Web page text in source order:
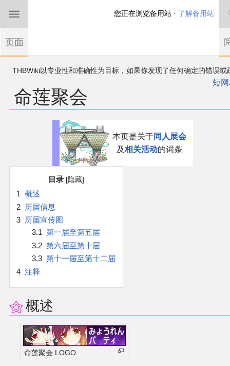
THBWiki以专业性和准确性为目标，如果你发现了任何确定的错误或
如果您是第一次来到这里，请点击右上角注册一
有任何意见、建议、求助、反馈都可以在
短
命莲聚会
航
索
本页是关于同人展会
及相关活动的词条
目录
1 概述
2 历届信息
3 历届宣传图
3.1 第一届至第五届
3.2 第六届至第十届
3.3 第十一届至第十二届
4 注释
概述
命莲聚会 LOGO
您正在浏览备用站 · 了解备用站
页面
首页
东方Project
东方同人规约
沙盒（建议使用）
加入我们
官方作品
官方游戏
官方音乐
官方书籍
官方角色